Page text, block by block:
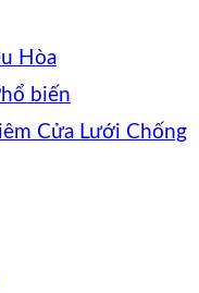
Hòa
Cửa Lưới Chống